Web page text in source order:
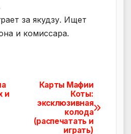
за якудзу. Ищет
и комиссара.
Карты Мафии
Коты:
эксклюзивная
колода
(распечатать и
играть)
и